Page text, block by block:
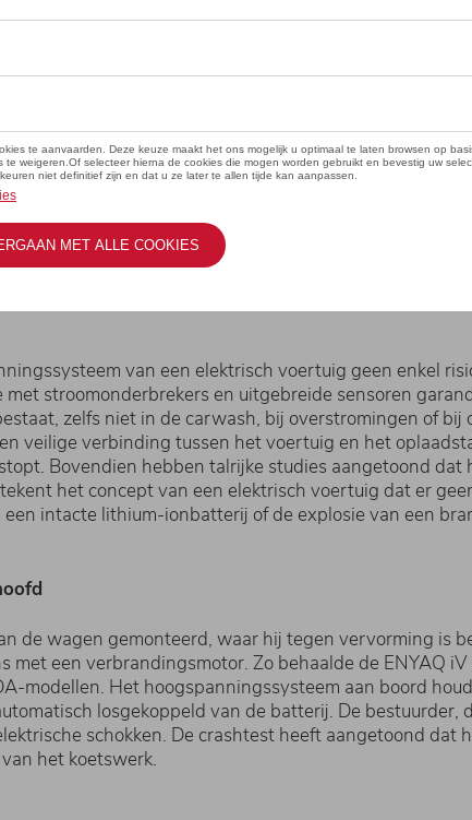
zorgen te maken over veiligheidsrisico's of
voertuigen even veilig zijn als wagens met een
van een elektrisch voertuig geen enkel
stroomonderbrekers en uitgebreide sensoren
zelfs niet in de carwash, bij overstromingen of
veilige verbinding tussen het voertuig en het
Bovendien hebben talrijke studies aangetoond
het concept van een elektrisch voertuig dat er
intacte lithium-ionbatterij of de explosie van een
de wagen gemonteerd, waar hij tegen vervorming is
een verbrandingsmotor. Zo behaalde de ENYAQ
modellen. Het hoogspanningssysteem aan boord
losgekoppeld van de batterij. De bestuurder,
schokken. De crashtest heeft aangetoond dat
het koetswerk.